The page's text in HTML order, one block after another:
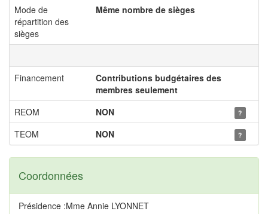
Mode de
répartition des
sièges
Même nombre de sièges
Financement
Contributions budgétaires des
membres seulement
REOM
NON ?
TEOM NON ?
Coordonnées
Présidence :Mme Annie LYONNET